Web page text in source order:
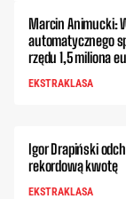
Marcin Animucki:
automatycznego
rzędu 1,5 miliona
EKSTRAKLASA
Igor Drapiński
rekordową kwotę
EKSTRAKLASA